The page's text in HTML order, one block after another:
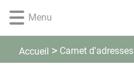
d'accès
rapide
menu
d'accès
rapide
contenu
d'accès
rapide
la
d'accès
rapide
pied
Menu
Accueil Carnet d'adresses